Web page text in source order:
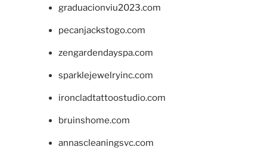
graduacionviu2023.com
pecanjackstogo.com
zengardendayspa.com
sparklejewelryinc.com
ironcladtattoostudio.com
bruinshome.com
annascleaningsvc.com